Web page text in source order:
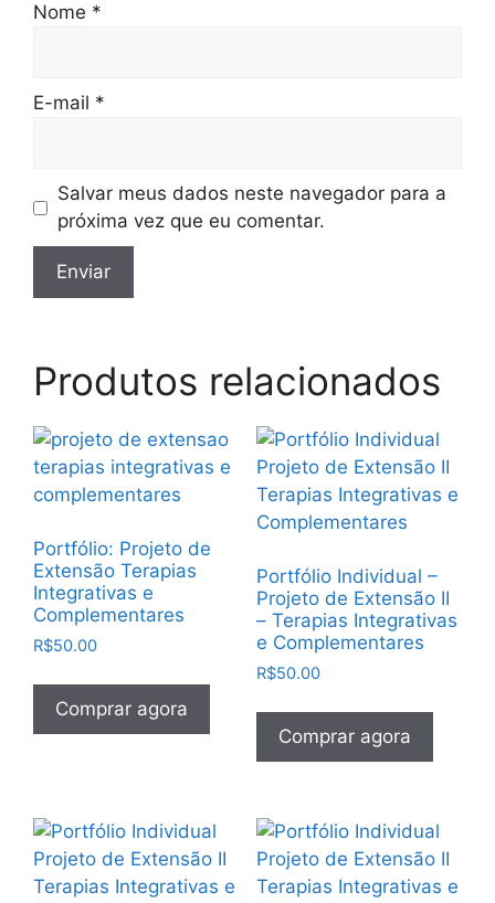
Nome *
E-mail *
Salvar meus dados neste navegador para a
próxima vez que eu comentar.
Produtos relacionados
Portfólio: Projeto de
Extensão Terapias
Integrativas e
Complementares
R$50.00
Comprar agora
Portfólio Individual –
Projeto de Extensão II
– Terapias Integrativas
e Complementares
R$50.00
Comprar agora